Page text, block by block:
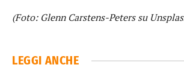
(Foto: Glenn Carstens-Peters su
LEGGI ANCHE